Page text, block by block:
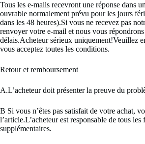
Tous les e-mails recevront une réponse dans
ouvrable normalement prévu pour les jours
dans les 48 heures).Si vous ne recevez pas
renvoyer votre e-mail et nous vous
délais.Acheteur sérieux uniquement!Veuillez
vous acceptez toutes les conditions.
Retour et remboursement
A.L’acheteur doit présenter la preuve du
B Si vous n’êtes pas satisfait de votre achat,
l’article.L’acheteur est responsable de tous
supplémentaires.